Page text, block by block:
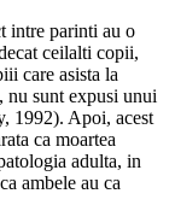
intre parinti au o
ceilalti copii,
care asista la
nu sunt expusi unui
1992). Apoi, acest
ca moartea
adulta, in
ambele au ca